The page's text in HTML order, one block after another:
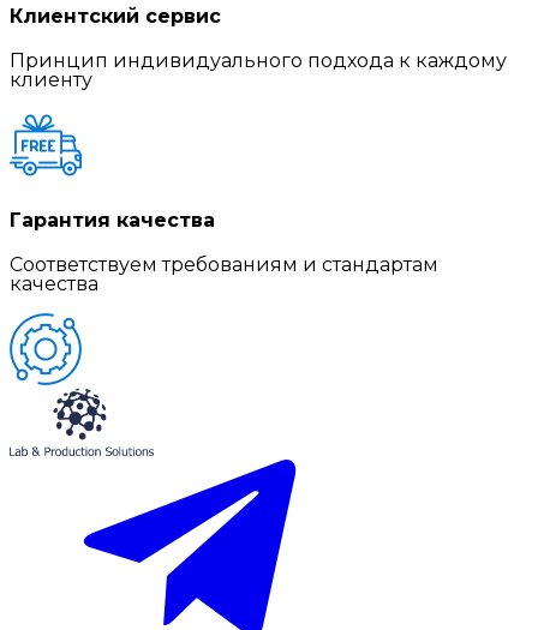
Клиентский сервис
Принцип индивидуального подхода к каждому
клиенту
Гарантия качества
Соответствуем требованиям и стандартам
качества